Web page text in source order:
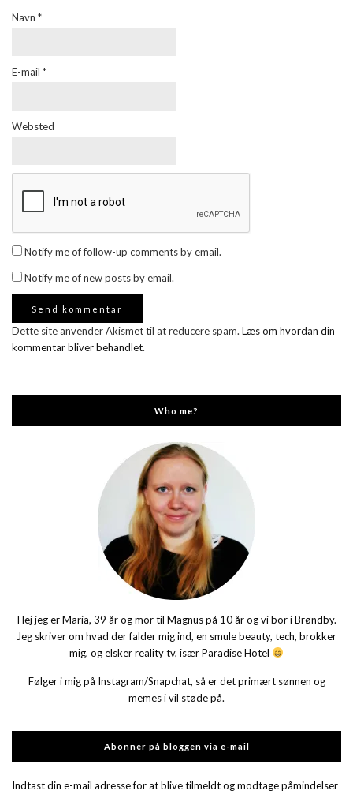
Navn *
E-mail *
Websted
Notify me of follow-up comments by email.
Notify me of new posts by email.
Dette site anvender Akismet til at reducere spam. Læs om hvordan din
kommentar bliver behandlet.
Who me?
Hej jeg er Maria, 39 år og mor til Magnus på 10 år og vi bor i Brøndby.
Jeg skriver om hvad der falder mig ind, en smule beauty, tech, brokker
mig, og elsker reality tv, især Paradise Hotel
Følger i mig på Instagram/Snapchat, så er det primært sønnen og
memes i vil støde på.
Abonner på bloggen via e-mail
Indtast din e-mail adresse for at blive tilmeldt og modtage påmindelser